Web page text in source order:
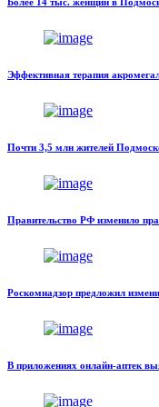
Эффективная терапия
Почти 3,5 млн жителей
Правительство РФ изменило
Роскомнадзор предложил
В приложениях онлайн-аптек